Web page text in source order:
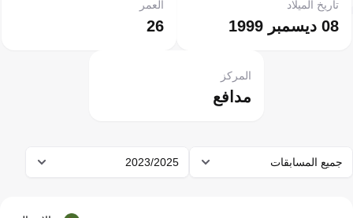
08 ديسمبر 1999
تاريخ الميلاد
26
العمر
مدافع
المركز
جميع المسابقات 2023/2025